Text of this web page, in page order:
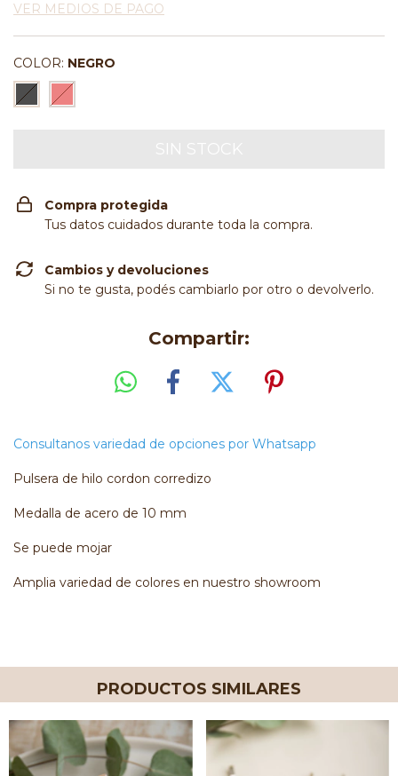
VER MEDIOS DE PAGO
COLOR: NEGRO
Compra protegida
Tus datos cuidados durante toda la compra.
Cambios y devoluciones
Si no te gusta, podés cambiarlo por otro o devolverlo.
Compartir:
Consultanos variedad de opciones por Whatsapp
Pulsera de hilo cordon corredizo
Medalla de acero de 10 mm
Se puede mojar
Amplia variedad de colores en nuestro showroom
PRODUCTOS SIMILARES